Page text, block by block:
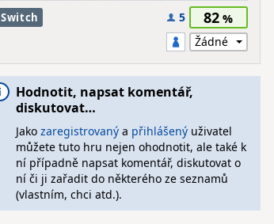
Switch 5 82
Hodnotit, napsat komentář,
diskutovat…
Jako zaregistrovanýa přihlášenýuživatel
můžete tuto hru nejen ohodnotit, ale také k
ní případně napsat komentář, diskutovat o
ní či ji zařadit do některého ze seznamů
(vlastním, chci atd.).